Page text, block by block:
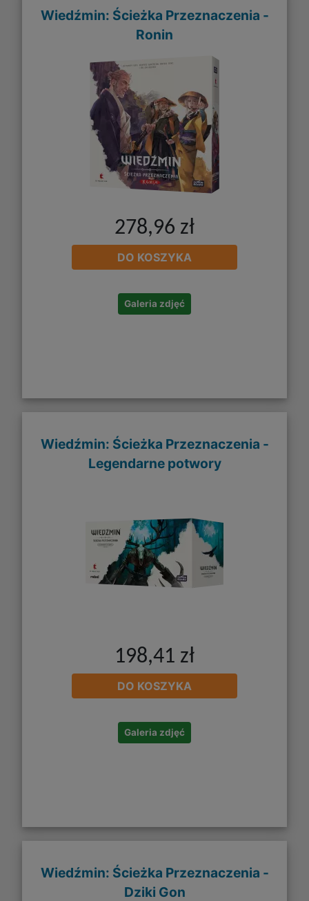
Wiedźmin: Ścieżka Przeznaczenia -
Ronin
278,96 zł
DO KOSZYKA
Galeria zdjęć
Wiedźmin: Ścieżka Przeznaczenia -
Legendarne potwory
198,41 zł
DO KOSZYKA
Galeria zdjęć
Wiedźmin: Ścieżka Przeznaczenia -
Dziki Gon